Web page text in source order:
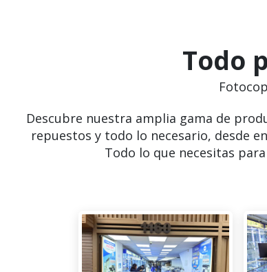
Todo
Descubre nuestra amplia gama de
repuestos y todo lo necesario, desde
Todo lo que necesitas